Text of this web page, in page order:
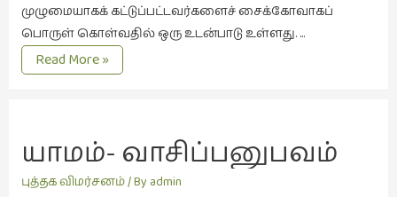
நுண்கலை
(11)
நூலக
நேர்காணல்
முழுமையாகக் கட்டுப்பட்டவர்களைச் சைக்கோவாகப்
பொருள் கொள்வதில் ஒரு உடன்பாடு உள்ளது. …
ஆற்றல்
மிகுந்த
Read More »
யாமம்- வாசிப்பனுபவம்
புத்தக விமர்சனம்/ By admin